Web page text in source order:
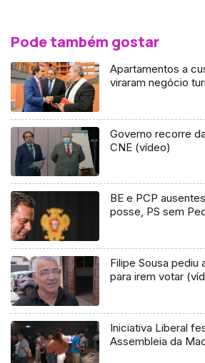
Pode também gostar
Apartamentos a
viraram negócio
Governo recorre
CNE (vídeo)
BE e PCP
posse, PS sem
Filipe Sousa pediu
para irem votar
Iniciativa Liberal
Assembleia da